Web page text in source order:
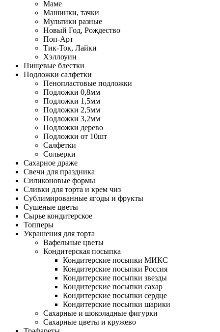
Маме
Машинки, тачки
Мультики разные
Новый Год, Рождество
Поп-Арт
Тик-Ток, Лайки
Хэллоуин
Пищевые блестки
Подложки салфетки
Пенопластовые подложки
Подложки 0,8мм
Подложки 1,5мм
Подложки 2,5мм
Подложки 3,2мм
Подложки дерево
Подложки от 10шт
Салфетки
Сольерки
Сахарное драже
Свечи для праздника
Силиконовые формы
Сливки для торта и крем чиз
Сублимированные ягоды и фрукты
Сушеные цветы
Сырье кондитерское
Топперы
Украшения для торта
Вафельные цветы
Кондитерская посыпка
Кондитерские посыпки МИКС
Кондитерские посыпки Россия
Кондитерские посыпки звезды
Кондитерские посыпки сахар
Кондитерские посыпки сердце
Кондитерские посыпки шарики
Сахарные и шоколадные фигурки
Сахарные цветы и кружево